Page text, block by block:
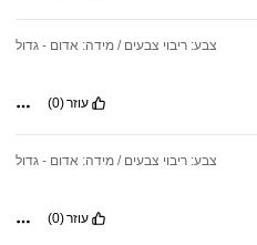
צבע: ריבוי צבעים / מידה: אדום - גדול
עוזר(0)
צבע: ריבוי צבעים / מידה: אדום - גדול
עוזר(0)